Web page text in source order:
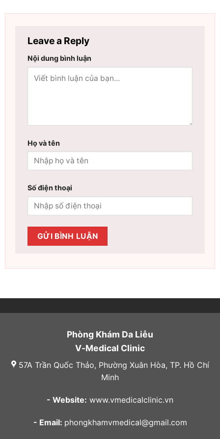
Leave a Reply
Nội dung bình luận
Họ và tên
Số điện thoại
Phòng Khám Da Liễu
V-Medical Clinic
57A Trần Quốc Thảo, Phường Xuân Hòa, TP. Hồ Chí
Minh
- Website: www.vmedicalclinic.vn
- Email: phongkhamvmedical@gmail.com